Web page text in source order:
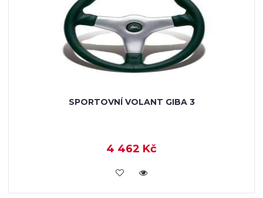
SPORTOVNÍ VOLANT GIBA 3
4 462 Kč
KOUPIT